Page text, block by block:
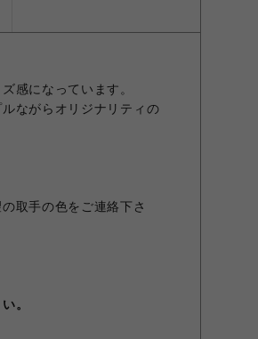
感になっています。
ながらオリジナリティの
取手の色をご連絡下さ
。